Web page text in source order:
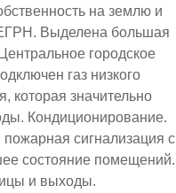
на землю и
Выделена большая
городское
газ низкого
которая значительно
Кондиционирование.
сигнализация с
состояние помещений.
и выходы.